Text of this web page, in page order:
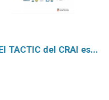
TACTIC del CRAI es...